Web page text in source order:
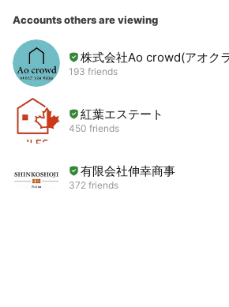
Accounts others are viewing
株式会社Ao crowd(アオク
193 friends
紅葉エステート
450 friends
有限会社伸幸商事
372 friends